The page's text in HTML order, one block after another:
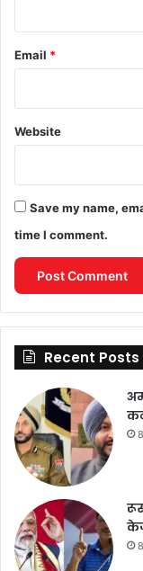
Email *
Website
Save my name,
time I comment.
Recent Posts